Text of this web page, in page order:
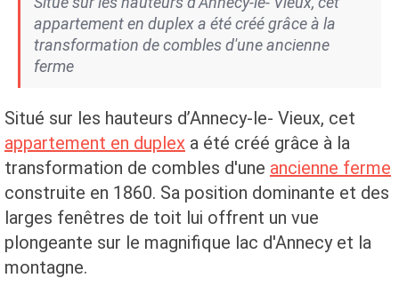
appartement en duplex a été créé grâce à la
transformation de combles d'une ancienne
ferme
Situé sur les hauteurs d’Annecy-le- Vieux, cet
appartement en duplex a été créé grâce à la
transformation de combles d'une ancienne ferme
construite en 1860. Sa position dominante et des
larges fenêtres de toit lui offrent un vue
plongeante sur le magnifique lac d'Annecy et la
montagne.